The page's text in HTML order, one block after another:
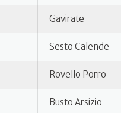
Gavirate
Sesto Calende
Rovello Porro
Busto Arsizio